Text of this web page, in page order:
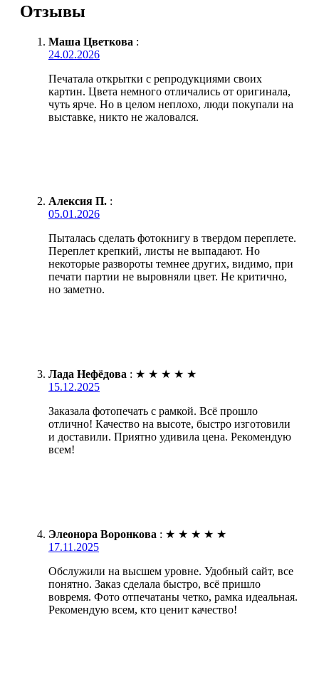
Отзывы
Маша Цветкова :
24.02.2026
Печатала открытки с репродукциями своих
картин. Цвета немного отличались от оригинала,
чуть ярче. Но в целом неплохо, люди покупали на
выставке, никто не жаловался.
Алексия П. :
05.01.2026
Пыталась сделать фотокнигу в твердом переплете.
Переплет крепкий, листы не выпадают. Но
некоторые развороты темнее других, видимо, при
печати партии не выровняли цвет. Не критично,
но заметно.
Лада Нефёдова : ★ ★ ★ ★ ★
15.12.2025
Заказала фотопечать с рамкой. Всё прошло
отлично! Качество на высоте, быстро изготовили
и доставили. Приятно удивила цена. Рекомендую
всем!
Элеонора Воронкова : ★ ★ ★ ★ ★
17.11.2025
Обслужили на высшем уровне. Удобный сайт, все
понятно. Заказ сделала быстро, всё пришло
вовремя. Фото отпечатаны четко, рамка идеальная.
Рекомендую всем, кто ценит качество!